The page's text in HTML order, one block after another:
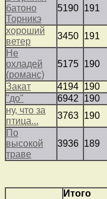
батоно
Торникэ
5190 191
хороший
ветер
3450 191
Не
охладей
(романс)
5175 190
Закат 4194 190
"до"
6942 190
ну, что за
птица...
3763 190
По
высокой
траве
3936 189
Итого